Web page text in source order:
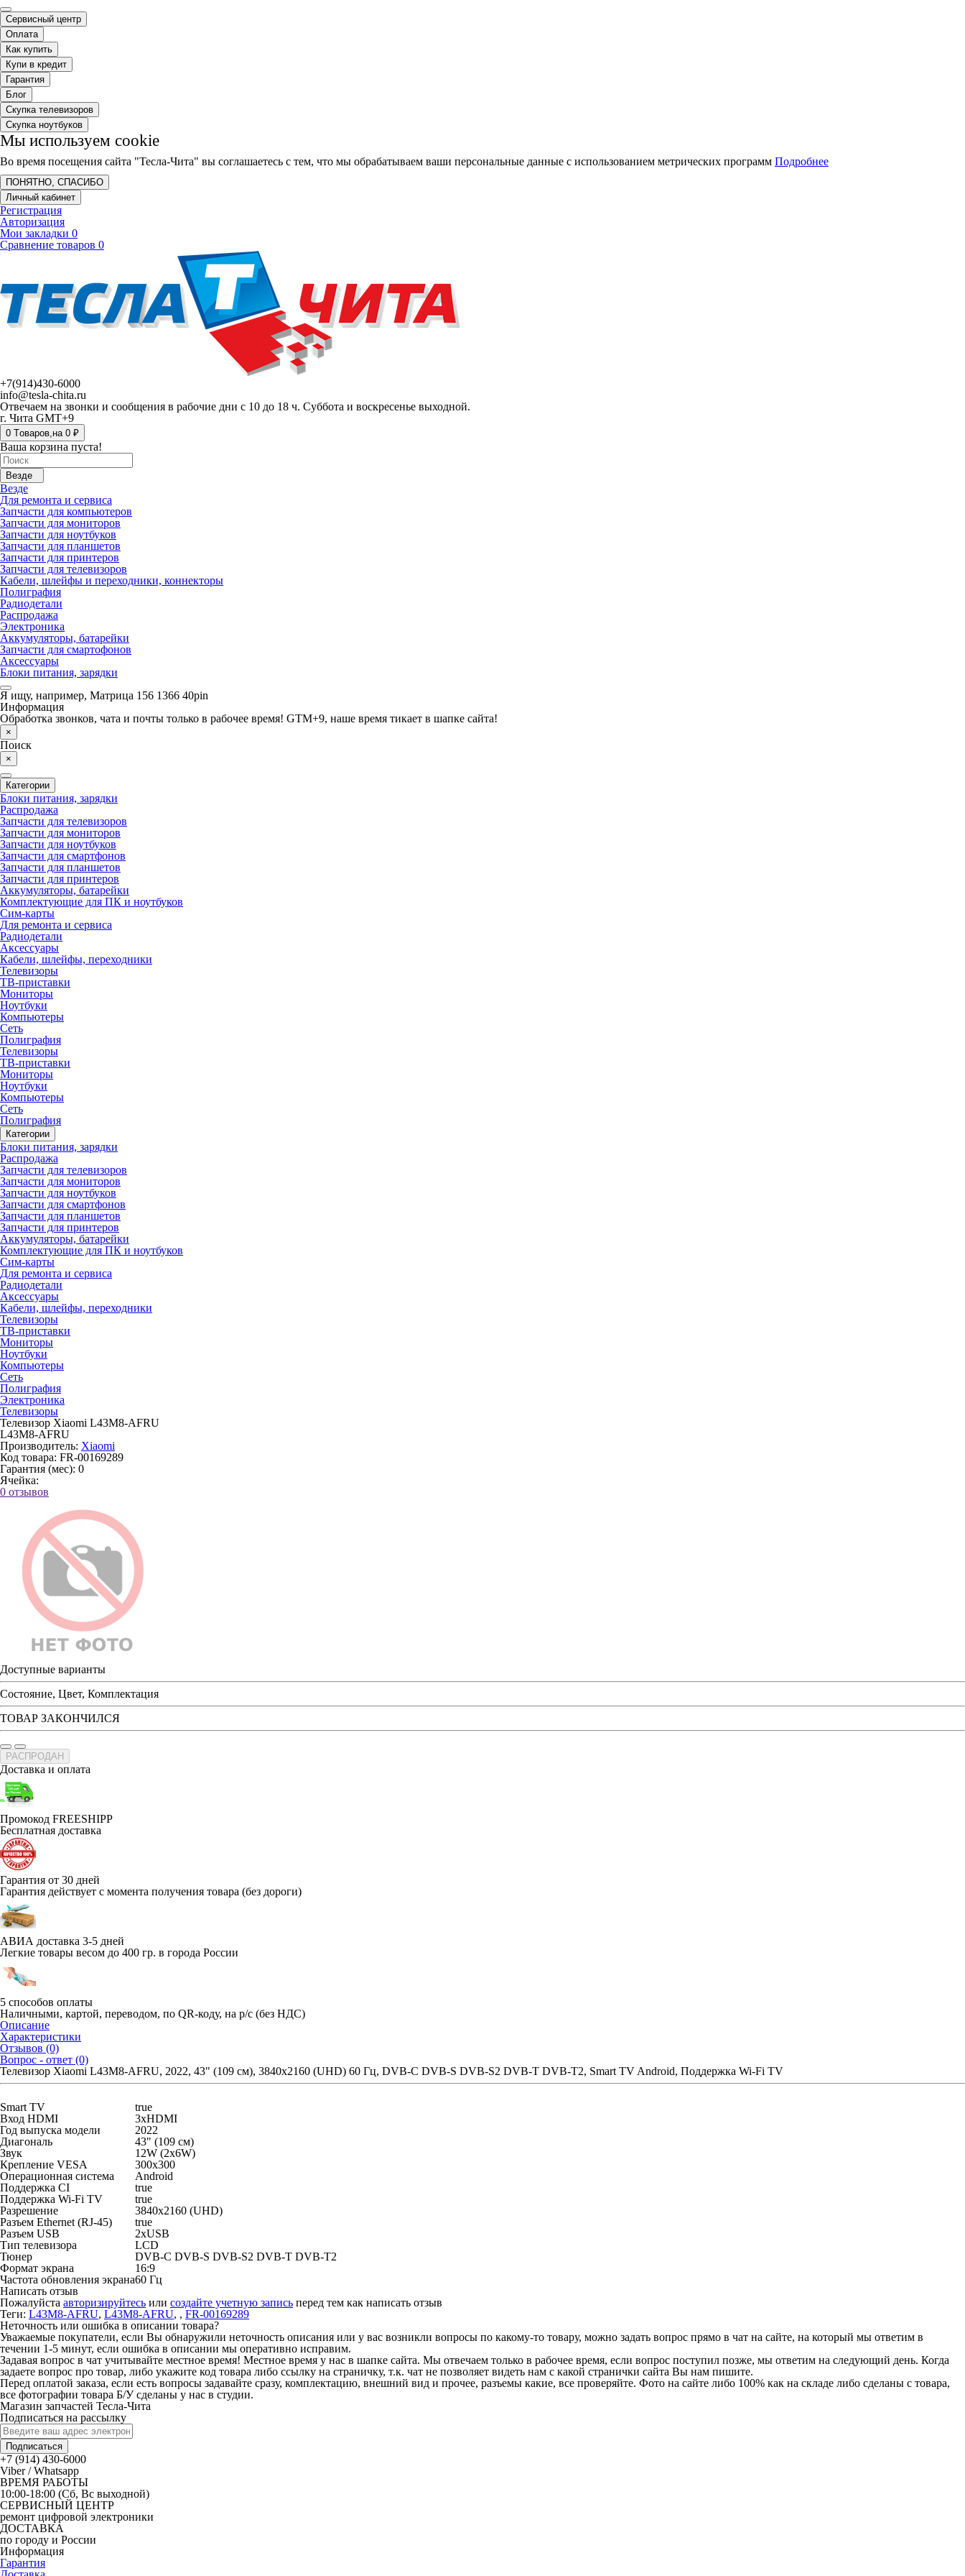
Сервисный центр
Оплата
Как купить
Купи в кредит
Гарантия
Блог
Скупка телевизоров
Скупка ноутбуков
Мы используем cookie
Во время посещения сайта "Тесла-Чита" вы соглашаетесь с тем, что мы обрабатываем ваши персональные данные с использованием метрических программ Подробнее
ПОНЯТНО, СПАСИБО
Личный кабинет
Регистрация
Авторизация
Мои закладки 0
Сравнение товаров 0
+7(914)430-6000
info@tesla-chita.ru
Отвечаем на звонки и сообщения в рабочие дни с 10 до 18 ч. Суббота и воскресенье выходной.
г. Чита GMT+9
0 Tоваров,на 0 ₽
Ваша корзина пуста!
Везде
Везде
Для ремонта и сервиса
Запчасти для компьютеров
Запчасти для мониторов
Запчасти для ноутбуков
Запчасти для планшетов
Запчасти для принтеров
Запчасти для телевизоров
Кабели, шлейфы и переходники, коннекторы
Полиграфия
Радиодетали
Распродажа
Электроника
Аккумуляторы, батарейки
Запчасти для смартофонов
Аксессуары
Блоки питания, зарядки
Я ищу, например, Матрица 156 1366 40pin
Информация
Обработка звонков, чата и почты только в рабочее время! GTM+9, наше время тикает в шапке сайта!
×
Поиск
×
Категории
Блоки питания, зарядки
Распродажа
Запчасти для телевизоров
Запчасти для мониторов
Запчасти для ноутбуков
Запчасти для смартфонов
Запчасти для планшетов
Запчасти для принтеров
Аккумуляторы, батарейки
Комплектующие для ПК и ноутбуков
Сим-карты
Для ремонта и сервиса
Радиодетали
Аксессуары
Кабели, шлейфы, переходники
Телевизоры
ТВ-приставки
Мониторы
Ноутбуки
Компьютеры
Сеть
Полиграфия
Телевизоры
ТВ-приставки
Мониторы
Ноутбуки
Компьютеры
Сеть
Полиграфия
Категории
Блоки питания, зарядки
Распродажа
Запчасти для телевизоров
Запчасти для мониторов
Запчасти для ноутбуков
Запчасти для смартфонов
Запчасти для планшетов
Запчасти для принтеров
Аккумуляторы, батарейки
Комплектующие для ПК и ноутбуков
Сим-карты
Для ремонта и сервиса
Радиодетали
Аксессуары
Кабели, шлейфы, переходники
Телевизоры
ТВ-приставки
Мониторы
Ноутбуки
Компьютеры
Сеть
Полиграфия
Электроника
Телевизоры
Телевизор Xiaomi L43M8-AFRU
L43M8-AFRU
Производитель: Xiaomi
Код товара: FR-00169289
Гарантия (мес): 0
Ячейка:
0 отзывов
Доступные варианты
Состояние, Цвет, Комплектация
ТОВАР ЗАКОНЧИЛСЯ
РАСПРОДАН
Доставка и оплата
Промокод FREESHIPP
Бесплатная доставка
Гарантия от 30 дней
Гарантия действует с момента получения товара (без дороги)
АВИА доставка 3-5 дней
Легкие товары весом до 400 гр. в города России
5 способов оплаты
Наличными, картой, переводом, по QR-коду, на р/с (без НДС)
Описание
Характеристики
Отзывов (0)
Вопрос - ответ (0)
Телевизор Xiaomi L43M8-AFRU, 2022, 43" (109 см), 3840x2160 (UHD) 60 Гц, DVB-C DVB-S DVB-S2 DVB-T DVB-T2, Smart TV Android, Поддержка Wi-Fi TV
Smart TV
true
Вход HDMI
3xHDMI
Год выпуска модели
2022
Диагональ
43" (109 см)
Звук
12W (2x6W)
Крепление VESA
300x300
Операционная система
Android
Поддержка CI
true
Поддержка Wi-Fi TV
true
Разрешение
3840x2160 (UHD)
Разъем Ethernet (RJ-45)
true
Разъем USB
2xUSB
Тип телевизора
LCD
Тюнер
DVB-C DVB-S DVB-S2 DVB-T DVB-T2
Формат экрана
16:9
Частота обновления экрана60 Гц
Написать отзыв
Пожалуйста авторизируйтесь или создайте учетную запись перед тем как написать отзыв
Теги: L43M8-AFRU, L43M8-AFRU, , FR-00169289
Неточность или ошибка в описании товара?
Уважаемые покупатели, если Вы обнаружили неточность описания или у вас возникли вопросы по какому-то товару, можно задать вопрос прямо в чат на сайте, на который мы ответим в
течении 1-5 минут, если ошибка в описании мы оперативно исправим.
Задавая вопрос в чат учитывайте местное время! Местное время у нас в шапке сайта. Мы отвечаем только в рабочее время, если вопрос поступил позже, мы ответим на следующий день. Когда
задаете вопрос про товар, либо укажите код товара либо ссылку на страничку, т.к. чат не позволяет видеть нам с какой странички сайта Вы нам пишите.
Перед оплатой заказа, если есть вопросы задавайте сразу, комплектацию, внешний вид и прочее, разъемы какие, все проверяйте. Фото на сайте либо 100% как на складе либо сделаны с товара,
все фотографии товара Б/У сделаны у нас в студии.
Магазин запчастей Тесла-Чита
Подписаться на рассылку
Подписаться
+7 (914) 430-6000
Viber / Whatsapp
ВРЕМЯ РАБОТЫ
10:00-18:00 (Сб, Вс выходной)
СЕРВИСНЫЙ ЦЕНТР
ремонт цифровой электроники
ДОСТАВКА
по городу и России
Информация
Гарантия